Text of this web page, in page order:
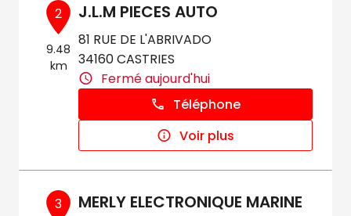
2
9.48
km
J.L.M PIECES AUTO
81 RUE DE L'ABRIVADO
34160 CASTRIES
Fermé aujourd'hui
Téléphone
Voir plus
3 MERLY ELECTRONIQUE MARINE